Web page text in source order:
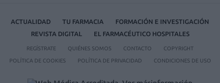
ACTUALIDAD TU FARMACIA
FORMACIÓN E INVESTIGACIÓN
REVISTA DIGITAL
EL FARMACÉUTICO HOSPITALES
REGÍSTRATE QUIÉNES SOMOS CONTACTO COPYRIGHT
POLÍTICA DE COOKIES POLÍTICA DE PRIVACIDAD CONDICIONES DE USO